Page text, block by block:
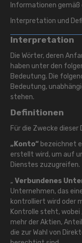
Informationen
Interpretation und
Interpretation
Die Wörter, deren
haben unter den
Bedeutung. Die
Bedeutung,
stehen.
Definitionen
Für die Zwecke
„Konto“ bezeichnet
erstellt wird, um auf
Dienstes zuzugreifen.
„ Verbundenes
Unternehmen, das
kontrolliert wird oder
Kontrolle steht, wobei
mehr der Aktien,
die zur Wahl von